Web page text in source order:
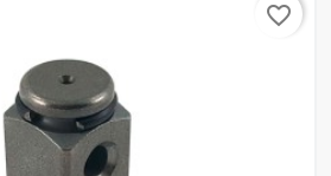
favorite_border